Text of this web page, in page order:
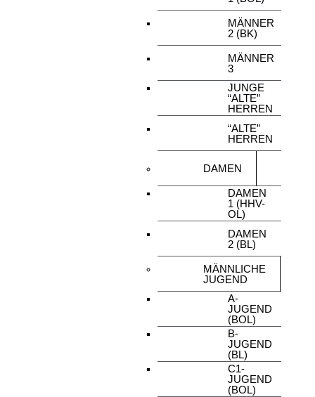
MÄNNER
2 (BK)
MÄNNER
3
JUNGE
“ALTE”
HERREN
“ALTE”
HERREN
DAMEN
DAMEN
1 (HHV-
OL)
DAMEN
2 (BL)
MÄNNLICHE
JUGEND
A-
JUGEND
(BOL)
B-
JUGEND
(BL)
C1-
JUGEND
(BOL)